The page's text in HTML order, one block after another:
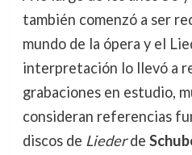
también comenzó a ser
mundo de la ópera y el
interpretación lo llevó a
grabaciones en estudio,
consideran referencias
discos de Liederde